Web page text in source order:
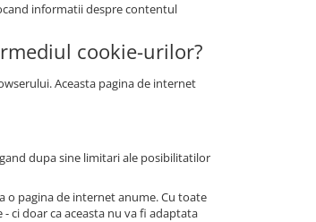
informatii despre contentul
cookie-urilor?
Aceasta pagina de internet
dupa sine limitari ale posibilitatilor
o pagina de internet anume. Cu toate
ci doar ca aceasta nu va fi adaptata